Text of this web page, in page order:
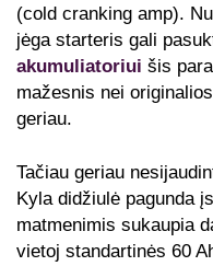
(cold cranking amp).
jėga starteris gali
akumuliatoriui šis
mažesnis nei
geriau.
Tačiau geriau
Kyla didžiulė pagunda
matmenimis sukaupia
vietoj standartinės 60